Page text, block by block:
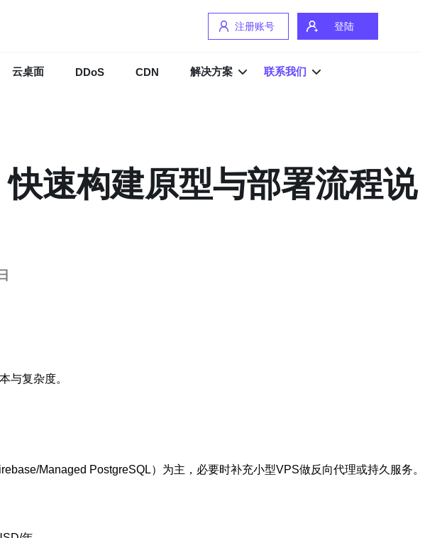
注册账号 登陆
云桌面 DDoS CDN 解决方案 联系我们
速构建原型与部署流程说
与复杂度。
Managed PostgreSQL）为主，必要时补充小型VPS做反向代理或持久服务。